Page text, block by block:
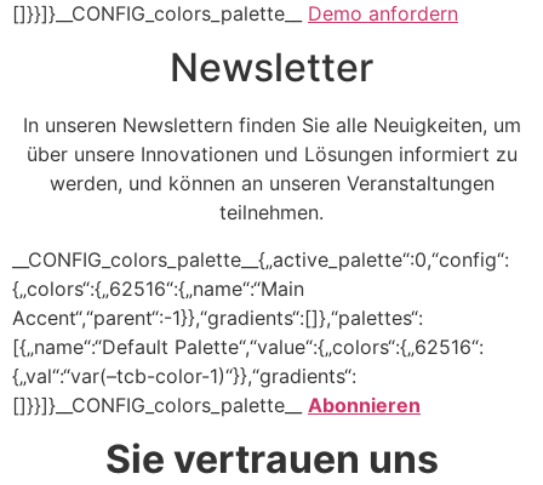
[]}}]}__CONFIG_colors_palette__ Demo anfordern
Newsletter
In unseren Newslettern finden Sie alle Neuigkeiten, um
über unsere Innovationen und Lösungen informiert zu
werden, und können an unseren Veranstaltungen
teilnehmen.
__CONFIG_colors_palette__{„active_palette“:0,“config“:
{„colors“:{„62516“:{„name“:“Main
Accent“,“parent“:-1}},“gradients“:[]},“palettes“:
[{„name“:“Default Palette“,“value“:{„colors“:{„62516“:
{„val“:“var(–tcb-color-1)“}},“gradients“:
[]}}]}__CONFIG_colors_palette__ Abonnieren
Sie vertrauen uns